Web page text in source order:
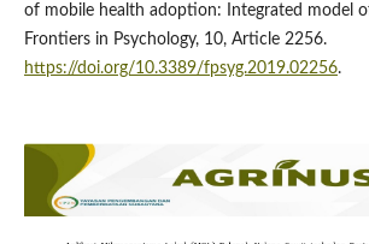
of mobile health adoption: Integrated model
Frontiers in Psychology, 10, Article 2256.
https://doi.org/10.3389/fpsyg.2019.02256.